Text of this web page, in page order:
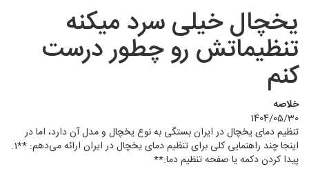
یخچال خیلی سرد میکنه
تنظیماتش رو چطور درست
کنم
خلاصه
1404/05/30
تنظیم دمای یخچال در ایران بستگی به نوع یخچال و مدل آن دارد، اما در
اینجا چند راهنمایی کلی برای تنظیم دمای یخچال در ایران ارائه می‌دهم: **1.
پیدا کردن دکمه یا صفحه تنظیم دما:**